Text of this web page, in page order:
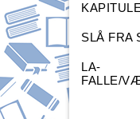
SLÅ FRA
LA-
FALLE/